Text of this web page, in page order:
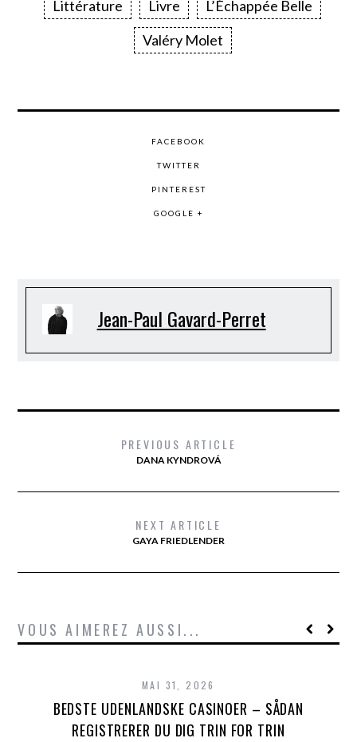
Littérature Livre
L’Échappée Belle
Valéry Molet
FACEBOOK
TWITTER
PINTEREST
GOOGLE +
Jean-Paul Gavard-Perret
PREVIOUS ARTICLE
DANA KYNDROVÁ
NEXT ARTICLE
GAYA FRIEDLENDER
VOUS AIMEREZ AUSSI...
MAI 31, 2026
BEDSTE UDENLANDSKE CASINOER – SÅDAN
REGISTRERER DU DIG TRIN FOR TRIN